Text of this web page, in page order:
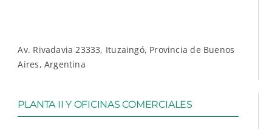
Av. Rivadavia 23333, Ituzaingó, Provincia de Buenos
Aires, Argentina
PLANTA II Y OFICINAS COMERCIALES